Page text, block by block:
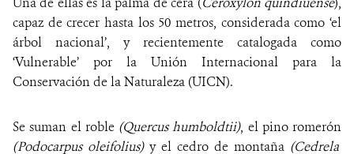
capaz de crecer hasta los 50 metros, considerada como ‘el
árbol nacional’, y recientemente catalogada como
‘Vulnerable’ por la Unión Internacional para la
Conservación de la Naturaleza (UICN).
Se suman el roble(Quercus humboldtii), el pino romerón
(Podocarpus oleifolius) y el cedro de montaña (Cedrela